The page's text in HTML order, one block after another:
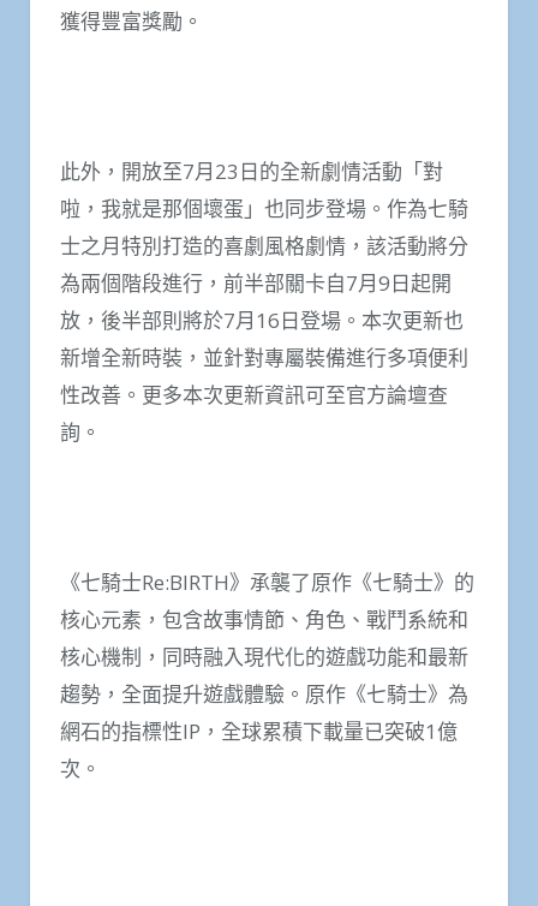
獲得豐富獎勵。
此外，開放至7月23日的全新劇情活動「對
啦，我就是那個壞蛋」也同步登場。作為七騎
士之月特別打造的喜劇風格劇情，該活動將分
為兩個階段進行，前半部關卡自7月9日起開
放，後半部則將於7月16日登場。本次更新也
新增全新時裝，並針對專屬裝備進行多項便利
性改善。更多本次更新資訊可至官方論壇查
詢。
《七騎士Re:BIRTH》承襲了原作《七騎士》的
核心元素，包含故事情節、角色、戰鬥系統和
核心機制，同時融入現代化的遊戲功能和最新
趨勢，全面提升遊戲體驗。原作《七騎士》為
網石的指標性IP，全球累積下載量已突破1億
次。